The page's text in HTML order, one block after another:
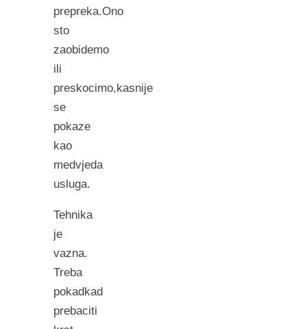
prepreka.Ono
sto
zaobidemo
ili
preskocimo,kasnije
se
pokaze
kao
medvjeda
usluga.
Tehnika
je
vazna.
Treba
pokadkad
prebaciti